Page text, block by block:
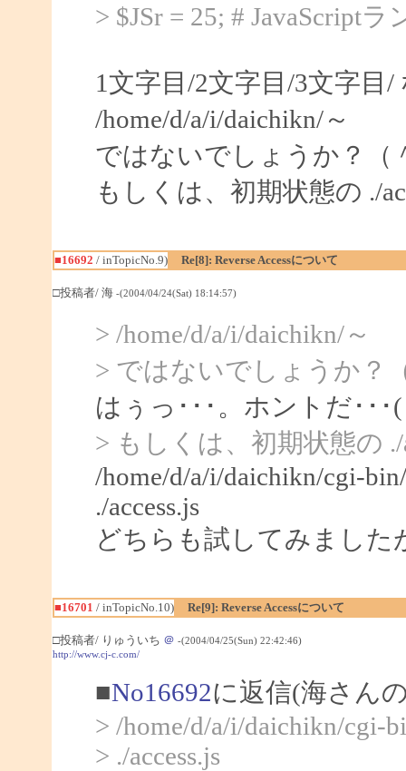
> $JSr = 25; # JavaScript
1文字目/2文字目/3文字目/
/home/d/a/i/daichikn/～
ではないでしょうか？（
もしくは、初期状態の ./
■16692 / inTopicNo.9) Re[8]: Reverse Accessについて
□投稿者/ 海 -(2004/04/24(Sat) 18:14:57)
> /home/d/a/i/daichikn/～
> ではないでしょうか？
はぅっ･･･。ホントだ･･
> もしくは、初期状態の
/home/d/a/i/daichikn/cgi-bin/
./access.js
どちらも試してみました
■16701 / inTopicNo.10) Re[9]: Reverse Accessについて
□投稿者/ りゅういち ＠ -(2004/04/25(Sun) 22:42:46)
http://www.cj-c.com/
■No16692に返信(海さん
> /home/d/a/i/daichikn/cgi-
> ./access.js